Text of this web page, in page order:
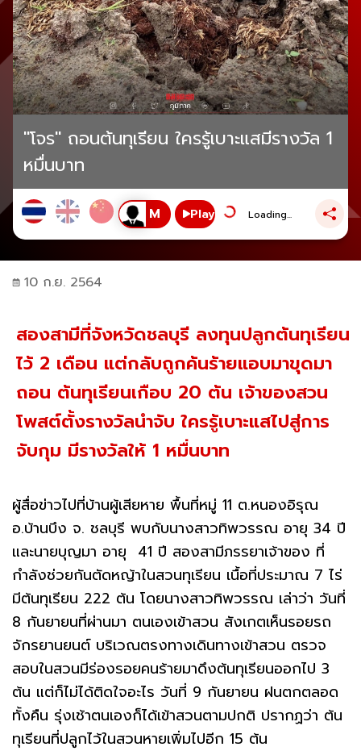
"โจร" ถอนต้นทุเรียน ใครรู้เบาะแสมีรางวัล 1
หมื่นบาท
Play Loading...
10 ก.ย. 2564
สองสามีที่จังหวัดชลบุรี ลงทุนปลูกต้นทุเรียน
ไว้ 2 เดือน แต่กลับถูกค้นร้ายแอบมาขุดมา
ถอน ต้นทุเรียนเกือบ 20 ต้น เจ้าของสวน
โพสต์ตั้งรางวัลนำจับ ใครรู้เบาะแสไปสู่การ
จับกุม มีรางวัลให้ 1 หมื่นบาท
ผู้สื่อข่าวไปที่บ้านผู้เสียหาย พื้นที่หมู่ 11 ต.หนองอิรุณ
อ.บ้านบึง จ. ชลบุรี พบกับนางสาวทิพวรรณ อายุ 34 ปี
และนายบุญมา อายุ 41 ปี สองสามีภรรยาเจ้าของ ที่
กำลังช่วยกันตัดหญ้าในสวนทุเรียน เนื้อที่ประมาณ 7 ไร่
มีต้นทุเรียน 222 ต้น โดยนางสาวทิพวรรณ เล่าว่า วันที่
8 กันยายนที่ผ่านมา ตนเองเข้าสวน สังเกตเห็นรอยรถ
จักรยานยนต์ บริเวณตรงทางเดินทางเข้าสวน ตรวจ
สอบในสวนมีร่องรอยคนร้ายมาดึงต้นทุเรียนออกไป 3
ต้น แต่ก็ไม่ได้ติดใจอะไร วันที่ 9 กันยายน ฝนตกตลอด
ทั้งคืน รุ่งเช้าตนเองก็ได้เข้าสวนตามปกติ ปรากฏว่า ต้น
ทุเรียนที่ปลูกไว้ในสวนหายเพิ่มไปอีก 15 ต้น